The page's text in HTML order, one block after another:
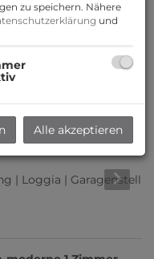
zu speichern. Nähere
und
Alle akzeptieren